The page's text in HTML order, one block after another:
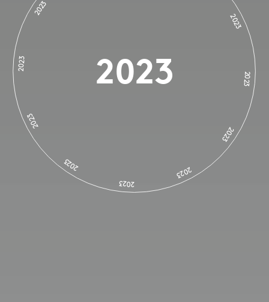
2023
2023
2023
2023
2023
2023
2023
2023
2023
2023